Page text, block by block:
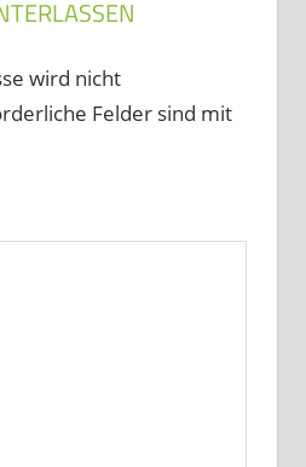
wird nicht
Felder sind mit